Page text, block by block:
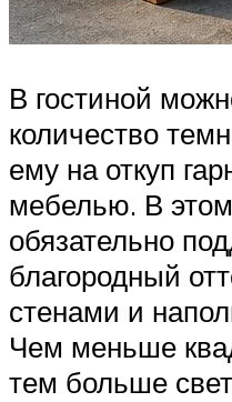
В гостиной
количество
ему на откуп
мебелью. В
обязательно
благородный
стенами и
Чем меньше
тем больше